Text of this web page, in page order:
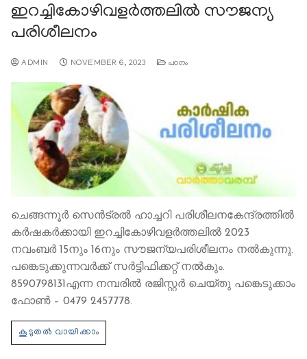
ഇറച്ചികോഴിവളര്‍ത്തലില്‍ സൗജന്യ
പരിശീലനം
ADMIN NOVEMBER 6, 2023 പഠനം
ചെങ്ങന്നൂര്‍ സെന്‍ട്രല്‍ ഹാച്ചറി പരിശീലനകേന്ദ്രത്തില്‍
കര്‍ഷകര്‍ക്കായി ഇറച്ചികോഴിവളര്‍ത്തലില്‍ 2023
നവംബര്‍ 15നും 16നും സൗജന്യപരിശീലനം നല്‍കുന്നു.
പങ്കെടുക്കുന്നവര്‍ക്ക് സര്‍ട്ടിഫിക്കറ്റ് നല്‍കും.
8590798131എന്ന നമ്പരില്‍ രജിസ്റ്റര്‍ ചെയ്തു പങ്കെടുക്കാം
ഫോണ്‍ – 0479 2457778.